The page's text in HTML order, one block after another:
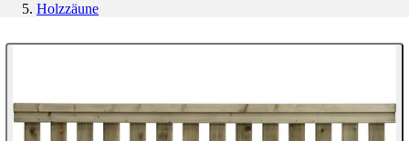
Holzzäune